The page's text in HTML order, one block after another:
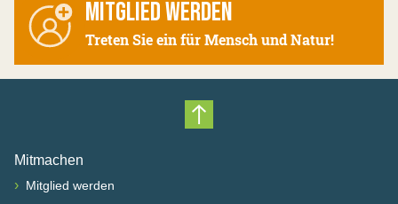
MITGLIED WERDEN
Treten Sie ein für Mensch und Natur!
Nach oben scrollen
Mitmachen
› Mitglied werden